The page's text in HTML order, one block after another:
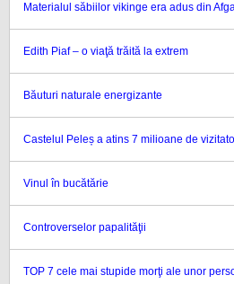
Materialul săbiilor vikinge era adus din
Edith Piaf – o viaţă trăită la extrem
Băuturi naturale energizante
Castelul Peleș a atins 7 milioane de
Vinul în bucătărie
Controverselor papalităţii
TOP 7 cele mai stupide morţi ale unor